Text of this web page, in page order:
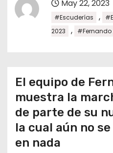
May 22, 2023
#Escuderías ,
2023
, #Fernando
El equipo de
muestra la
de parte de su
la cual aún no
en nada